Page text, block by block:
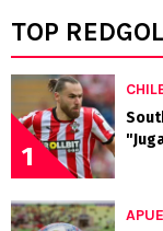
TOP REDGOL
1